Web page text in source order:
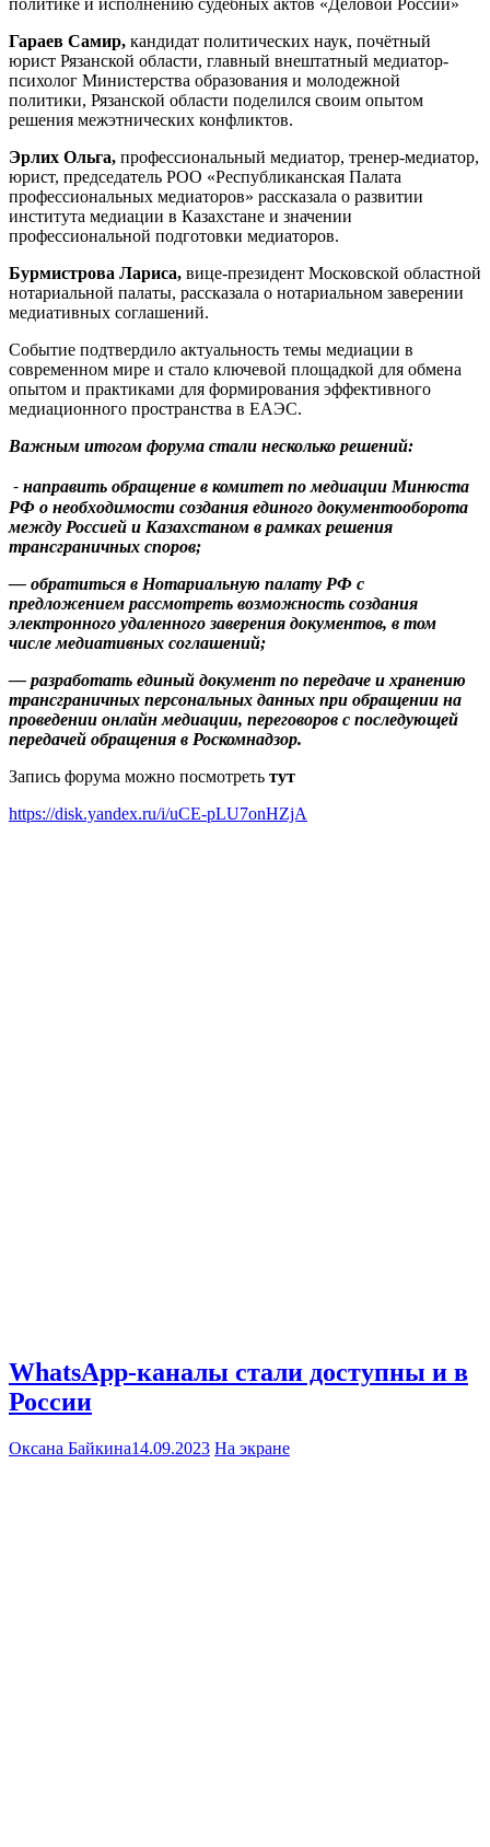
политике и исполнению судебных актов «Деловой России»
Гараев Самир, кандидат политических наук, почётный
юрист Рязанской области, главный внештатный медиатор-
психолог Министерства образования и молодежной
политики, Рязанской области поделился своим опытом
решения межэтнических конфликтов.
Эрлих Ольга, профессиональный медиатор, тренер-медиатор,
юрист, председатель РОО «Республиканская Палата
профессиональных медиаторов» рассказала о развитии
института медиации в Казахстане и значении
профессиональной подготовки медиаторов.
Бурмистрова Лариса, вице-президент Московской областной
нотариальной палаты, рассказала о нотариальном заверении
медиативных соглашений.
Событие подтвердило актуальность темы медиации в
современном мире и стало ключевой площадкой для обмена
опытом и практиками для формирования эффективного
медиационного пространства в ЕАЭС.
Важным итогом форума стали несколько решений:
⁃ направить обращение в комитет по медиации Минюста
РФ о необходимости создания единого документооборота
между Россией и Казахстаном в рамках решения
трансграничных споров;
— обратиться в Нотариальную палату РФ с
предложением рассмотреть возможность создания
электронного удаленного заверения документов, в том
числе медиативных соглашений;
— разработать единый документ по передаче и хранению
трансграничных персональных данных при обращении на
проведении онлайн медиации, переговоров с последующей
передачей обращения в Роскомнадзор.
Запись форума можно посмотреть тут
https://disk.yandex.ru/i/uCE-pLU7onHZjA
WhatsApp-каналы стали доступны и в
России
Оксана Байкина14.09.2023 На экране